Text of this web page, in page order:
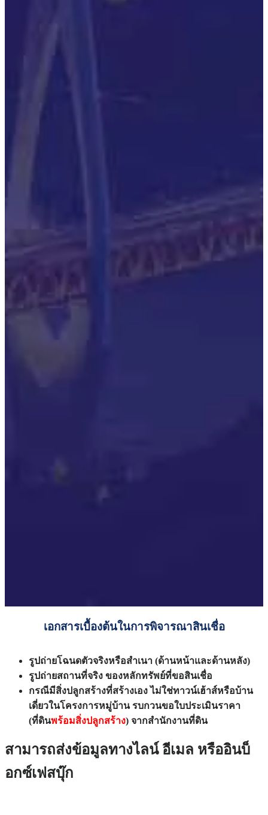
เอกสารเบื้องต้นในการพิจารณาสินเชื่อ
รูปถ่ายโฉนดตัวจริงหรือสำเนา (ด้านหน้าและด้านหลัง)
รูปถ่ายสถานที่จริง ของหลักทรัพย์ที่ขอสินเชื่อ
กรณีมีสิ่งปลูกสร้างที่สร้างเอง ไม่ใช่ทาวน์เฮ้าส์หรือบ้าน
เดี่ยวในโครงการหมู่บ้าน รบกวนขอใบประเมินราคา
(ที่ดินพร้อมสิ่งปลูกสร้าง) จากสำนักงานที่ดิน
สามารถส่งข้อมูลทางไลน์ อีเมล หรืออินบ็
อกซ์เฟสบุ๊ก